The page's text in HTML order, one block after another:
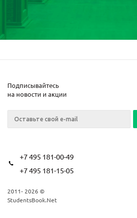
Подписывайтесь
на новости и акции
+7 495 181-00-49
+7 495 181-15-05
2011- 2026 ©
StudentsBook.Net